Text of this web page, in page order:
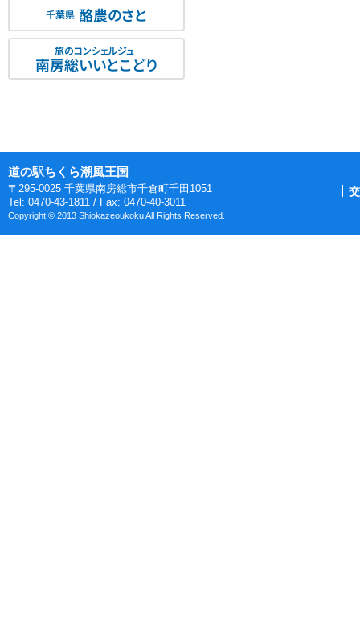
千葉県 酪農のさと
旅のコンシェルジュ
南房総いいとこどり
道の駅ちくら潮風王国
〒295-0025 千葉県南房総市千倉町千田1051
Tel: 0470-43-1811 / Fax: 0470-40-3011
Copyright © 2013 Shiokazeoukoku All Rights Reserved.